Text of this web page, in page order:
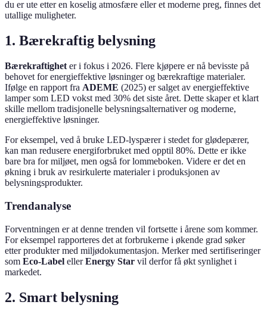
du er ute etter en koselig atmosfære eller et moderne preg, finnes det
utallige muligheter.
1. Bærekraftig belysning
Bærekraftighet er i fokus i 2026. Flere kjøpere er nå bevisste på
behovet for energieffektive løsninger og bærekraftige materialer.
Ifølge en rapport fra ADEME (2025) er salget av energieffektive
lamper som LED vokst med 30% det siste året. Dette skaper et klart
skille mellom tradisjonelle belysningsalternativer og moderne,
energieffektive løsninger.
For eksempel, ved å bruke LED-lyspærer i stedet for glødepærer,
kan man redusere energiforbruket med opptil 80%. Dette er ikke
bare bra for miljøet, men også for lommeboken. Videre er det en
økning i bruk av resirkulerte materialer i produksjonen av
belysningsprodukter.
Trendanalyse
Forventningen er at denne trenden vil fortsette i årene som kommer.
For eksempel rapporteres det at forbrukerne i økende grad søker
etter produkter med miljødokumentasjon. Merker med sertifiseringer
som Eco-Label ellerEnergy Star vil derfor få økt synlighet i
markedet.
2. Smart belysning